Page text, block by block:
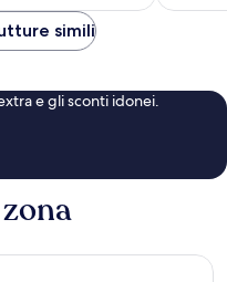
CHF 113
simili
e gli sconti idonei.